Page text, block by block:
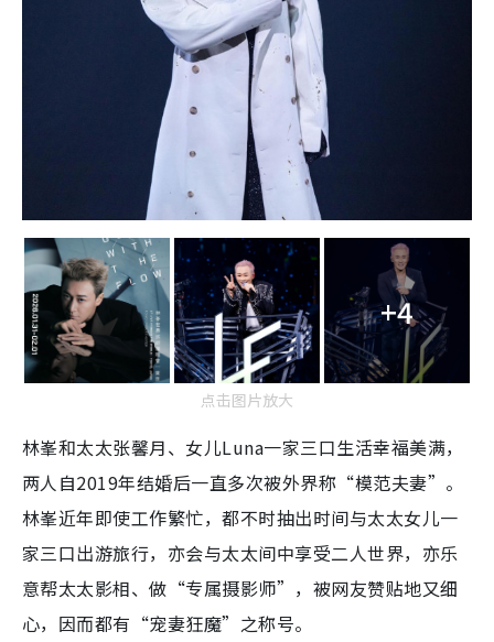
+4
点击图片放大
林峯和太太张馨月、女儿Luna一家三口生活幸福美满，
两人自2019年结婚后一直多次被外界称“模范夫妻”。
林峯近年即使工作繁忙，都不时抽出时间与太太女儿一
家三口出游旅行，亦会与太太间中享受二人世界，亦乐
意帮太太影相、做“专属摄影师”，被网友赞贴地又细
心，因而都有“宠妻狂魔”之称号。